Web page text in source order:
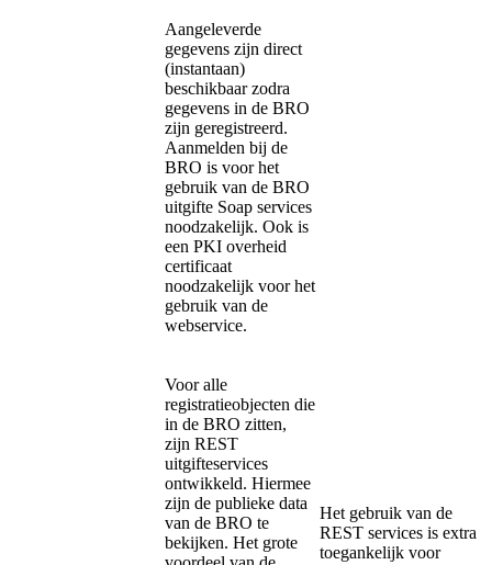
Aangeleverde
gegevens zijn direct
(instantaan)
beschikbaar zodra
gegevens in de BRO
zijn geregistreerd.
Aanmelden bij de
BRO is voor het
gebruik van de BRO
uitgifte Soap services
noodzakelijk. Ook is
een PKI overheid
certificaat
noodzakelijk voor het
gebruik van de
webservice.
Voor alle
registratieobjecten die
in de BRO zitten,
zijn REST
uitgifteservices
ontwikkeld. Hiermee
zijn de publieke data
van de BRO te
bekijken. Het grote
Het gebruik van de
REST services is extra
toegankelijk voor